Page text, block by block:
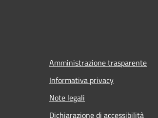
Amministrazione trasparente
Informativa privacy
Note legali
Dichiarazione di accessibilità